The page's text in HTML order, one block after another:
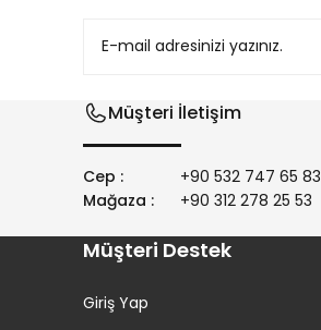
Müşteri İletişim
Cep :
+90 532 747 65 83
Mağaza :
+90 312 278 25 53
Müşteri Destek
Giriş Yap